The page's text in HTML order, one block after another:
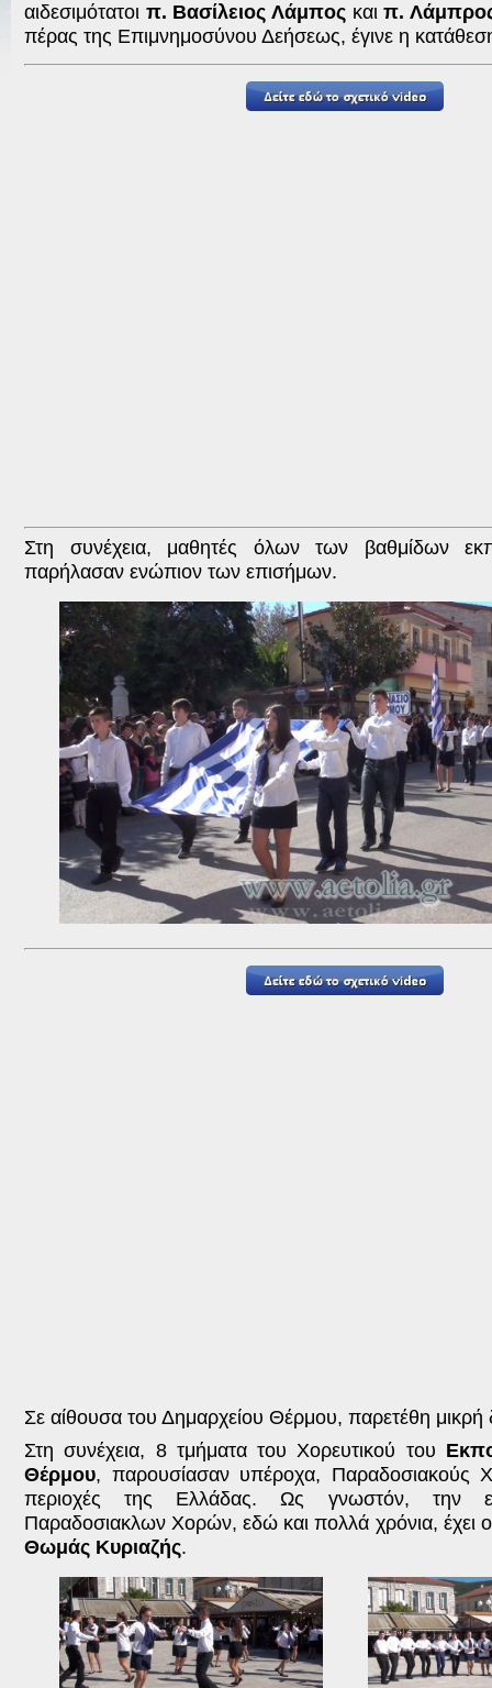
αιδεσιμότατοι π. Βασίλειος Λάμπος καιπ.
πέρας της Επιμνημοσύνου Δεήσεως, έγινε η
Στη συνέχεια, μαθητές όλων των βαθμίδων
παρήλασαν ενώπιον των επισήμων.
Σε αίθουσα του Δημαρχείου Θέρμου, παρετέθη μικρή
Στη συνέχεια, 8 τμήματα του Χορευτικού του
Θέρμου, παρουσίασαν υπέροχα, Παραδοσιακούς
περιοχές της Ελλάδας. Ως γνωστόν, την
Παραδοσιακλων Χορών, εδώ και πολλά χρόνια, έχει
Θωμάς Κυριαζής.